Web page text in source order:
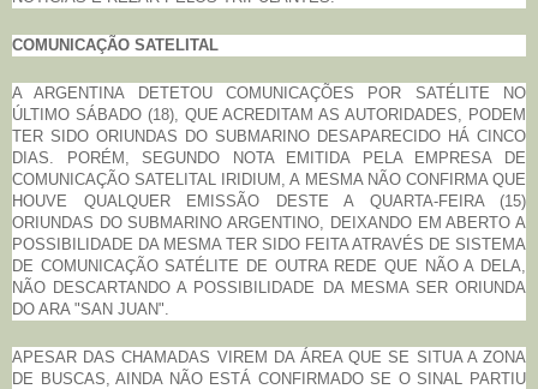
COMUNICAÇÃO SATELITAL
A ARGENTINA DETETOU COMUNICAÇÕES POR SATÉLITE NO
ÚLTIMO SÁBADO (18), QUE ACREDITAM AS AUTORIDADES, PODEM
TER SIDO ORIUNDAS DO SUBMARINO DESAPARECIDO HÁ CINCO
DIAS. PORÉM, SEGUNDO NOTA EMITIDA PELA EMPRESA DE
COMUNICAÇÃO SATELITAL IRIDIUM, A MESMA NÃO CONFIRMA QUE
HOUVE QUALQUER EMISSÃO DESTE A QUARTA-FEIRA (15)
ORIUNDAS DO SUBMARINO ARGENTINO, DEIXANDO EM ABERTO A
POSSIBILIDADE DA MESMA TER SIDO FEITA ATRAVÉS DE SISTEMA
DE COMUNICAÇÃOSATÉLITE DE OUTRA REDE QUE NÃO A DELA,
NÃO DESCARTANDO A POSSIBILIDADE DA MESMA SER ORIUNDA
DO ARA "SAN JUAN".
APESAR DAS CHAMADAS VIREM DA ÁREA QUE SE SITUA A ZONA
DE BUSCAS, AINDA NÃO ESTÁ CONFIRMADO SE O SINAL PARTIU